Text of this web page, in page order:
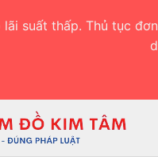
lãi suất thấp. Thủ tục